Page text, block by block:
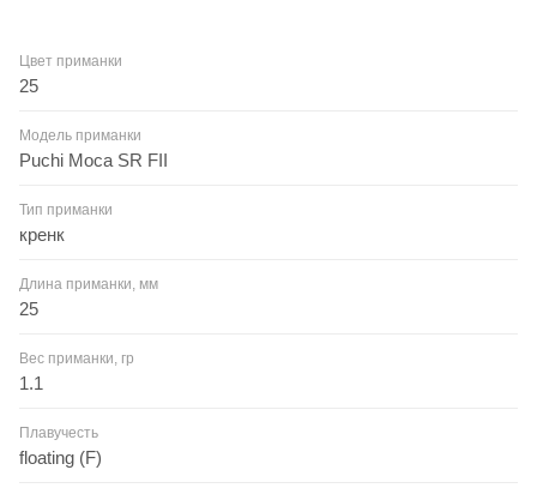
Цвет приманки
25
Модель приманки
Puchi Moca SR FII
Тип приманки
кренк
Длина приманки, мм
25
Вес приманки, гр
1.1
Плавучесть
floating (F)